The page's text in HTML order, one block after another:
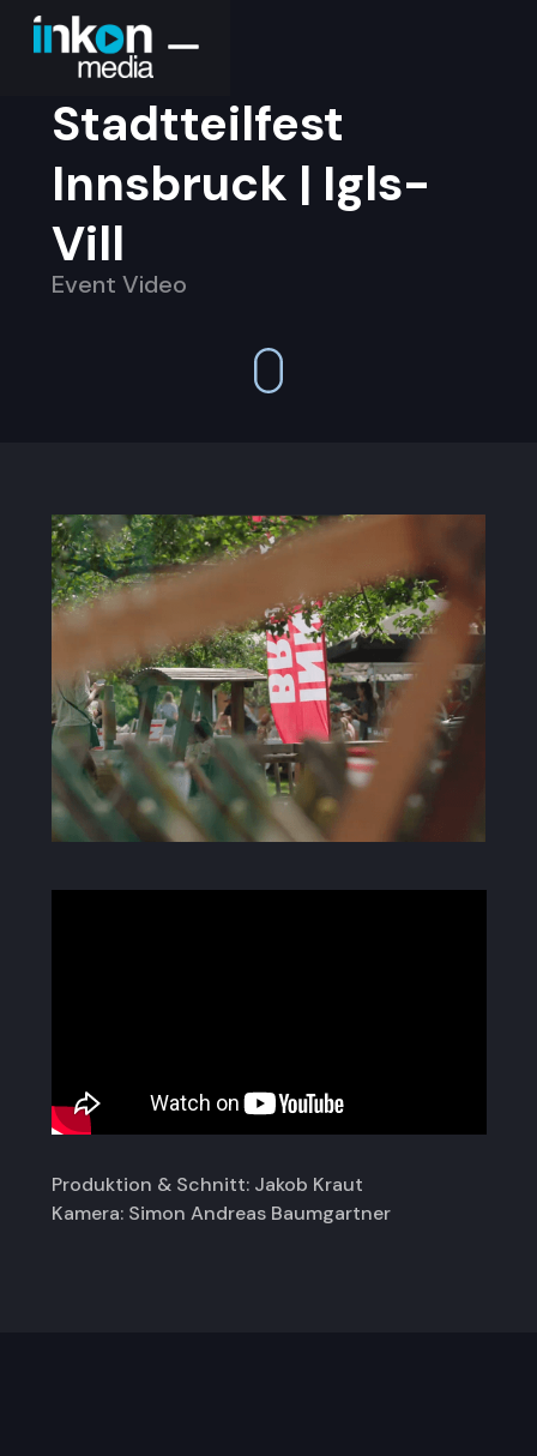
Stadtteilfest
Innsbruck | Igls-
Vill
Event Video
Produktion & Schnitt: Jakob Kraut
Kamera: Simon Andreas Baumgartner